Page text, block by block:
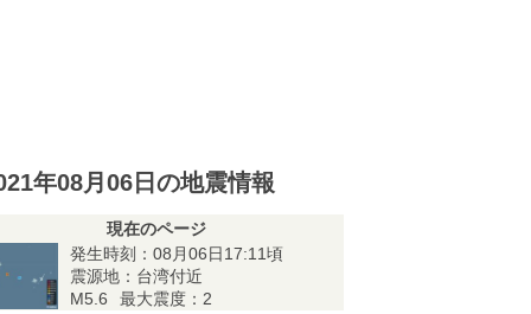
年08月06日の地震情報
現在のページ
発生時刻：08月06日17:11頃
震源地：台湾付近
M5.6
最大震度：2